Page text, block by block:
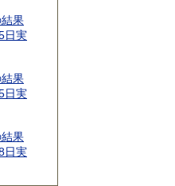
果
日実
果
日実
果
日実